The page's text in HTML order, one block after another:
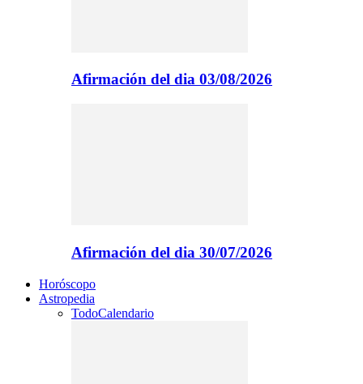
Afirmación del dia 03/08/2026
Afirmación del dia 30/07/2026
Horóscopo
Astropedia
TodoCalendario